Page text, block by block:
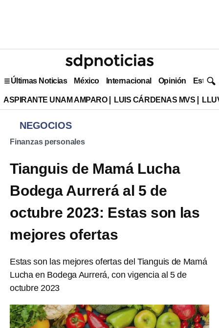
Últimas Noticias México Internacional Opinión Estilo
ASPIRANTE UNAM AMPARO LUIS CÁRDENAS MVS
NEGOCIOS
Finanzas personales
Tianguis de Mamá Lucha
Bodega Aurrerá al 5 de
octubre 2023: Estas son las
mejores ofertas
Estas son las mejores ofertas del Tianguis de Mamá
Lucha en Bodega Aurrerá, con vigencia al 5 de
octubre 2023